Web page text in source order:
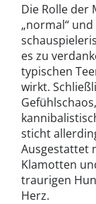
Die Rolle der
„normal“
es zu
typischen
wirkt.
sticht
Ausgestattet
Klamotten
traurigen
Herz.